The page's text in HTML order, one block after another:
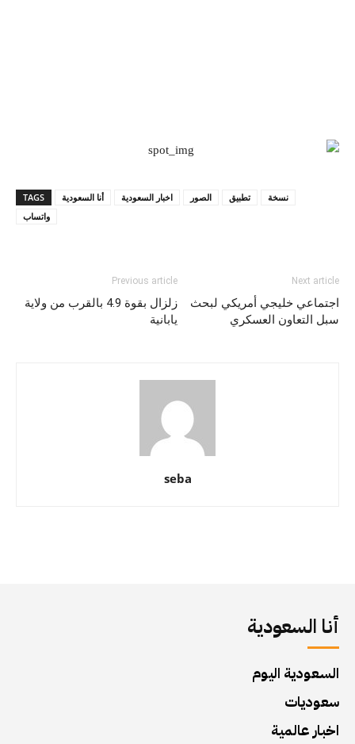
TAGS أنا السعودية اخبار السعودية الصور تطبيق
نسخة
واتساب
Previous article
زلزال بقوة 4.9 بالقرب من ولاية
يابانية
Next article
اجتماعي خليجي أمريكي لبحث
سبل التعاون العسكري
seba
أنا السعودية
السعودية اليوم
سعوديات
اخبار عالمية